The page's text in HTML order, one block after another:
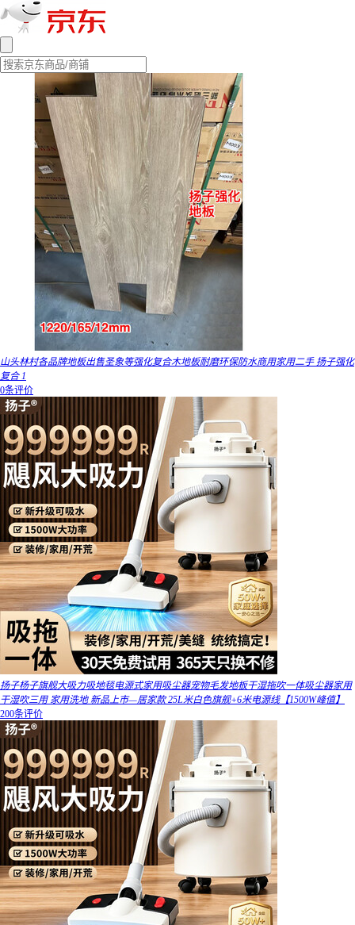
山头林村各品牌地板出售圣象等强化复合木地板耐磨环保防水商用家用二手 扬子强化
复合 1
0条评价
扬子杨子旗舰大吸力吸地毯电源式家用吸尘器宠物毛发地板干湿拖吹一体吸尘器家用
干湿吹三用 家用洗地 新品上市—居家款 25L米白色旗舰+6米电源线【1500W峰值】
200条评价